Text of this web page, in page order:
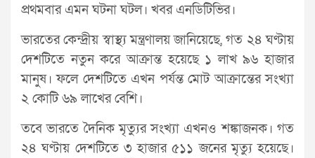
প্রথমবার এমন ঘটনা ঘটল। খবর এনডিটিভির।
ভারতের কেন্দ্রীয় স্বাস্থ্য মন্ত্রণালয় জানিয়েছে, গত ২৪ ঘণ্টায়
দেশটিতে নতুন করে আক্রান্ত হয়েছে ১ লাখ ৯৬ হাজার
মানুষ। ফলে দেশটিতে এখন পর্যন্ত মোট আক্রান্তের সংখ্যা
২ কোটি ৬৯ লাখের বেশি।
তবে ভারতে দৈনিক মৃত্যুর সংখ্যা এখনও শঙ্কাজনক। গত
২৪ ঘণ্টায় দেশটিতে ৩ হাজার ৫১১ জনের মৃত্যু হয়েছে।